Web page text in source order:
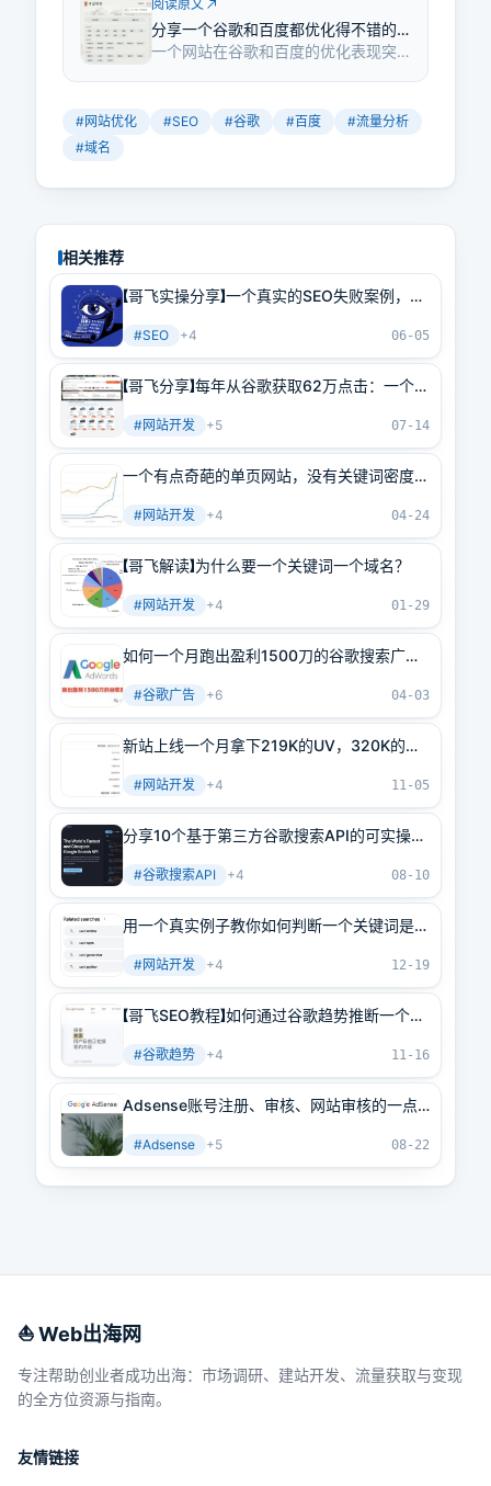
阅读原文
分享一个谷歌和百度都优化得不错的
网站
一个网站在谷歌和百度的优化表现突
类罗列不同成语类型，实现了关键词
#网站优化 #SEO #谷歌 #百度 #流量分析
#域名
相关推荐
【哥飞实操分享】一个真实的SEO失败案例，帮
#SEO +4 06-05
【哥飞分享】每年从谷歌获取62万点击：一个很
#网站开发 +5 07-14
一个有点奇葩的单页网站，没有关键词密度也
#网站开发 +4 04-24
【哥飞解读】为什么要一个关键词一个域名？
#网站开发 +4 01-29
如何一个月跑出盈利1500刀的谷歌搜索广告
#谷歌广告 +6 04-03
新站上线一个月拿下219K的UV，320K的
#网站开发 +4 11-05
分享10个基于第三方谷歌搜索API的可实操赚
#谷歌搜索API +4 08-10
用一个真实例子教你如何判断一个关键词是否
#网站开发 +4 12-19
【哥飞SEO教程】如何通过谷歌趋势推断一个关
#谷歌趋势 +4 11-16
Adsense账号注册、审核、网站审核的一点
#Adsense +5 08-22
⛵️ Web出海网
专注帮助创业者成功出海：市场调研、建站开发、流量获取与变现
的全方位资源与指南。
友情链接